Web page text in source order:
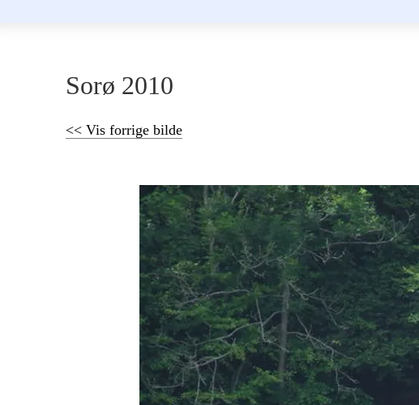
Sorø 2010
<< Vis forrige bilde